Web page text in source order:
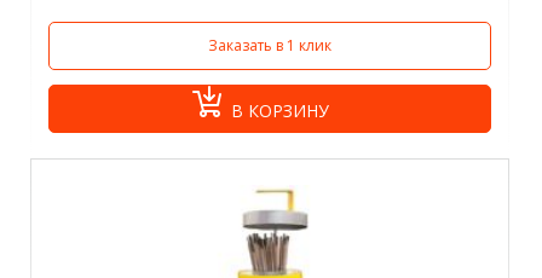
Заказать в 1 клик
В КОРЗИНУ